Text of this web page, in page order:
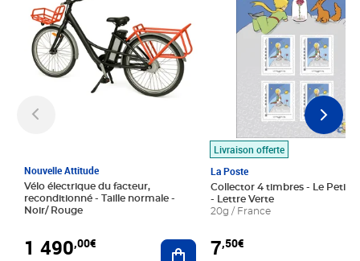
Nouvelle Attitude
Vélo électrique du facteur,
reconditionné - Taille normale -
Noir/ Rouge
1 490,00€ Ajouter au panier
Livraison offerte
La Poste
Collector 4 timbres - Le Petit
- Lettre Verte
20g / France
7,50€